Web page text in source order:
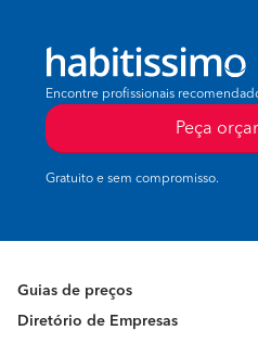
Encontre profissionais
Peça
Gratuito e sem compromisso.
Guias de preços
Diretório de Empresas